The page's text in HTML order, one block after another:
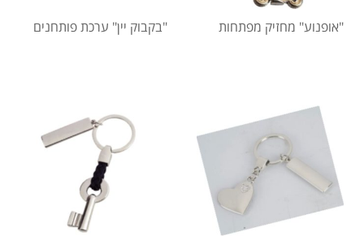
"אופנוע" מחזיק מפתחות "בקבוק יין" ערכת פותחנים